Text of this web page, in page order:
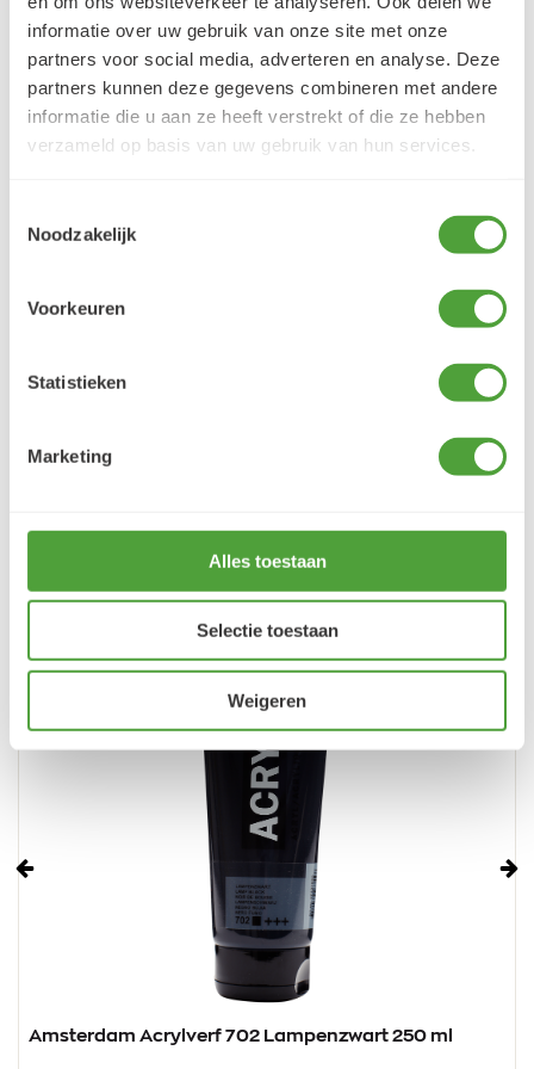
informatie over uw gebruik van onze site met onze
partners voor social media, adverteren en analyse. Deze
partners kunnen deze gegevens combineren met andere
informatie die u aan ze heeft verstrekt of die ze hebben
verzameld op basis van uw gebruik van hun services.
Noodzakelijk
Voorkeuren
Statistieken
Marketing
Alles toestaan
Selectie toestaan
Weigeren
Klantbeoordelingen
9.5/10 (1365 beoordelingen)
5/5
Vorige
Amsterdam Acrylverf 702 Lampenzwart 250 ml